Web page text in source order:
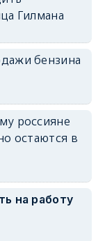
Гилмана
бензина
россияне
остаются в
на работу